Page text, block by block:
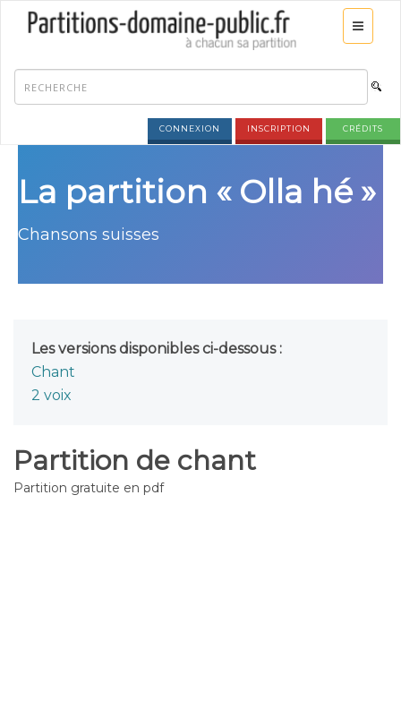
CONNEXION INSCRIPTION CRÉDITS
La partition « Olla hé »
Chansons suisses
Les versions disponibles ci-dessous :
Chant
2 voix
Partition de chant
Partition gratuite en pdf